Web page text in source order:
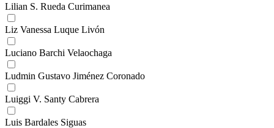
Lilian S. Rueda Curimanea
Liz Vanessa Luque Livón
Luciano Barchi Velaochaga
Ludmin Gustavo Jiménez Coronado
Luiggi V. Santy Cabrera
Luis Bardales Siguas